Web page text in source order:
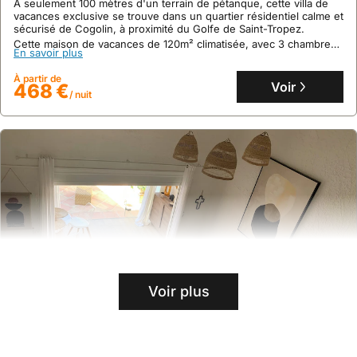
À seulement 100 mètres d'un terrain de pétanque, cette villa de
vacances exclusive se trouve dans un quartier résidentiel calme et
sécurisé de Cogolin, à proximité du Golfe de Saint-Tropez.
Cette maison de vacances de 120m² climatisée, avec 3 chambres,
peut accueillir jusqu'à 8 personnes et dispose d'une piscine
privée, d'un jardin clôturé, d'une terrasse avec barbecue et de
nombreuses activités de loisirs.
En savoir plus
À partir de
468 €/ nuit Voir
Voir plus